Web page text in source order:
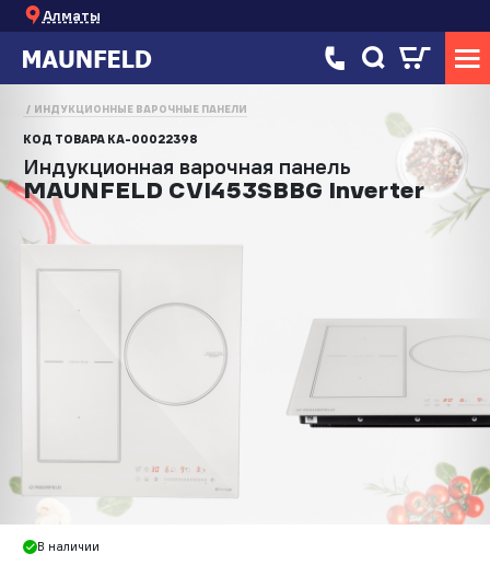
Алматы
ИНДУКЦИОННЫЕ ВАРОЧНЫЕ ПАНЕЛИ
КОД ТОВАРА КА-00022398
Индукционная варочная панель
MAUNFELD CVI453SBBG Inverter
В наличии